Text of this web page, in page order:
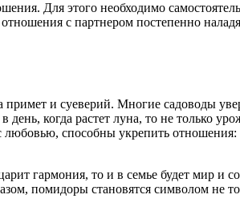
Для этого необходимо
с партнером постепенно
и суеверий. Многие садоводы
день, когда растет луна, то не только
способны укрепить отношения:
гармония, то и в семье будет мир
помидоры становятся символом не